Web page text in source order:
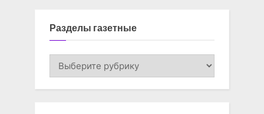
Разделы газетные
Разделы